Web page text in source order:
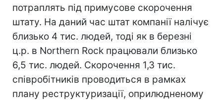
потраплять під примусове скорочення
штату. На даний час штат компанії налічує
близько 4 тис. людей, тоді як в березні
ц.р. в Northern Rock працювали близько
6,5 тис. людей. Скорочення 1,3 тис.
співробітників проводиться в рамках
плану реструктуризації, оприлюдненому